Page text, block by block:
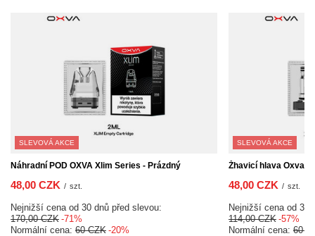
SLEVOVÁ AKCE
Náhradní POD OXVA Xlim Series - Prázdný
48,00 CZK / szt.
Nejnižší cena od 30 dnů před slevou:
170,00 CZK -71%
Normální cena: 60 CZK -20%
SLEVOVÁ AKCE
Žhavicí hlava Oxva
48,00 CZK / szt.
Nejnižší cena od 30
114,00 CZK -57%
Normální cena: 60